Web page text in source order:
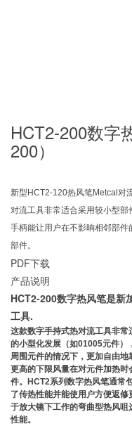
HCT2-200数字
200）
新型HCT2-120热风笔Metcal对
对流工具非常适合采用较小型
手柄能让用户在不影晌相邻部
部件。
PDF下载
产品说明
HCT2-200数字热风笔是
工具.
这款数字手持式热对流工具非
的小型化发展（如01005元件）
周围元件的情况下，更加自由
更高的下限风量在对元件加热时
件。HCT2系列数字热风笔通常
了传热性能并能使用户方便返
于放大镜下工作的弯曲型热风
性能。